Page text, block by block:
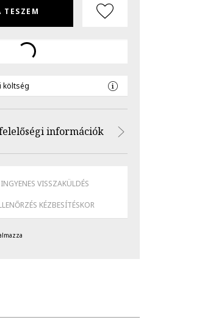
TESZEM
költség
információk
VISSZAKÜLDÉS
KÉZBESÍTÉSKOR